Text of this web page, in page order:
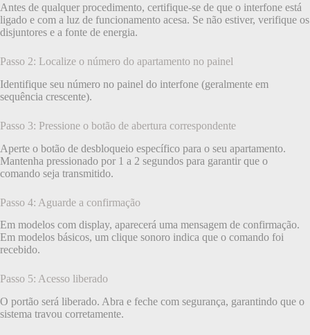
Antes de qualquer procedimento, certifique-se de que o interfone está
ligado e com a luz de funcionamento acesa. Se não estiver, verifique os
disjuntores e a fonte de energia.
Passo 2: Localize o número do apartamento no painel
Identifique seu número no painel do interfone (geralmente em
sequência crescente).
Passo 3: Pressione o botão de abertura correspondente
Aperte o botão de desbloqueio específico para o seu apartamento.
Mantenha pressionado por 1 a 2 segundos para garantir que o
comando seja transmitido.
Passo 4: Aguarde a confirmação
Em modelos com display, aparecerá uma mensagem de confirmação.
Em modelos básicos, um clique sonoro indica que o comando foi
recebido.
Passo 5: Acesso liberado
O portão será liberado. Abra e feche com segurança, garantindo que o
sistema travou corretamente.